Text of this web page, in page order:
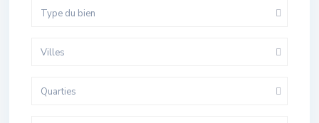
Type du bien
Villes
Quarties